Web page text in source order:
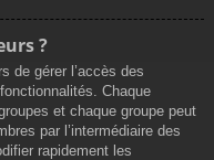
?
de gérer l’accès des
Chaque
et chaque groupe peut
par l’intermédiaire des
rapidement les